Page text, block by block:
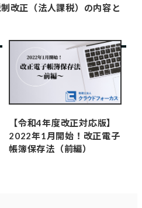
改正（法人課税）の内容と
【令和4年度改正対応版】
2022年1月開始！改正電子
帳簿保存法（前編）